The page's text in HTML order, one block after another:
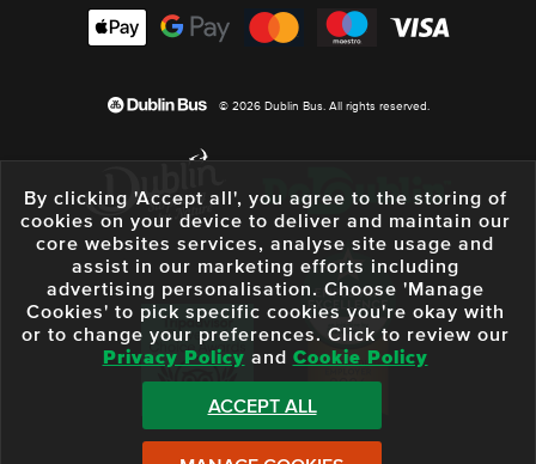
© 2026 Dublin Bus. All rights reserved.
By clicking 'Accept all', you agree to the storing of
cookies on your device to deliver and maintain our
core websites services, analyse site usage and
assist in our marketing efforts including
advertising personalisation. Choose 'Manage
Cookies' to pick specific cookies you're okay with
or to change your preferences. Click to review our
Privacy Policy and Cookie Policy
ACCEPT ALL